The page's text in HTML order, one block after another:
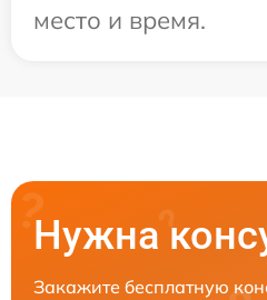
место и время.
Нужна
Закажите бесплатную